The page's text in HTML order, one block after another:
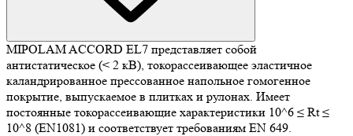
MIPOLAM ACCORD EL7 представляет собой
антистатическое (< 2 кВ), токорассеивающее эластичное
каландрированное прессованное напольное гомогенное
покрытие, выпускаемое в плитках и рулонах. Имеет
постоянные токорассеивающие характеристики 10^6 ≤ Rt ≤
10^8 (EN1081) и соответствует требованиям EN 649.